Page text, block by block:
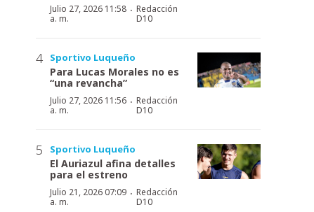
Julio 27, 2026 11:58
a. m.
·Redacción
D10
Sportivo Luqueño
Para Lucas Morales no es
“una revancha”
Julio 27, 2026 11:56
a. m.
·Redacción
D10
Sportivo Luqueño
El Auriazul afina detalles
para el estreno
Julio 21, 2026 07:09
a. m.
·Redacción
D10